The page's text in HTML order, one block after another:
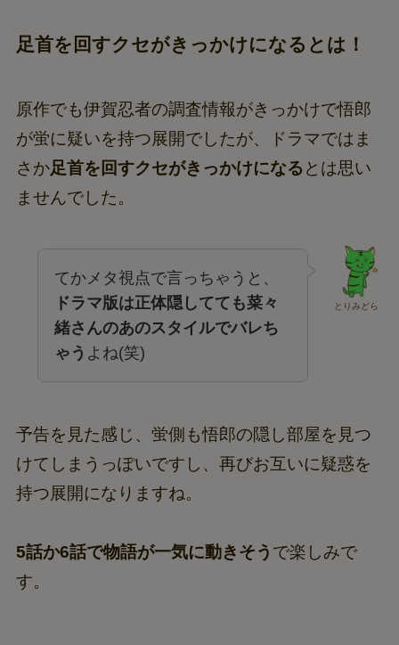
足首を回すクセがきっかけになるとは！
原作でも伊賀忍者の調査情報がきっかけで悟郎
が蛍に疑いを持つ展開でしたが、ドラマではま
さか足首を回すクセがきっかけになるとは思い
ませんでした。
とりみどら
てかメタ視点で言っちゃうと、
ドラマ版は正体隠してても菜々
緒さんのあのスタイルでバレち
ゃう よね(笑)
予告を見た感じ、蛍側も悟郎の隠し部屋を見つ
けてしまうっぽいですし、再びお互いに疑惑を
持つ展開になりますね。
5話か6話で物語が一気に動きそう で楽しみで
す。